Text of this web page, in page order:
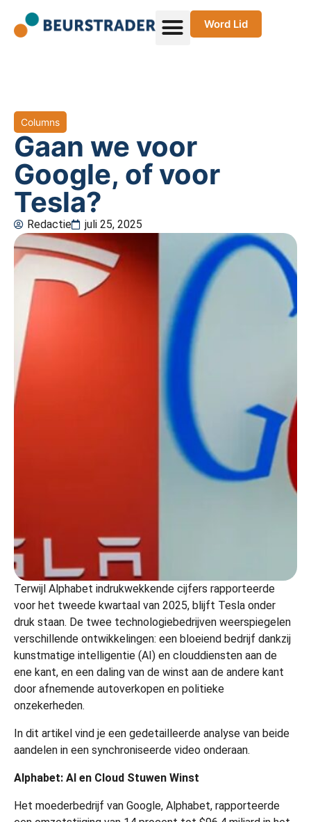
Word Lid
Columns
Gaan we voor
Google, of voor
Tesla?
Redactie juli 25, 2025
Terwijl Alphabet indrukwekkende cijfers rapporteerde
voor het tweede kwartaal van 2025, blijft Tesla onder
druk staan. De twee technologiebedrijven weerspiegelen
verschillende ontwikkelingen: een bloeiend bedrijf dankzij
kunstmatige intelligentie (AI) en clouddiensten aan de
ene kant, en een daling van de winst aan de andere kant
door afnemende autoverkopen en politieke
onzekerheden.
In dit artikel vind je een gedetailleerde analyse van beide
aandelen in een synchroniseerde video onderaan.
Alphabet: AI en Cloud Stuwen Winst
Het moederbedrijf van Google, Alphabet, rapporteerde